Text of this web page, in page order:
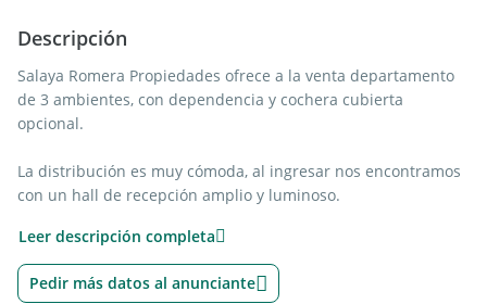
Descripción
Salaya Romera Propiedades ofrece a la venta departamento
de 3 ambientes, con dependencia y cochera cubierta
opcional.
La distribución es muy cómoda, al ingresar nos encontramos
con un hall de recepción amplio y luminoso.
Living comedor con ventanal al frente, lo cual lo hace super
luminoso y ventilado.
Leer descripción completa
Pedir más datos al anunciante